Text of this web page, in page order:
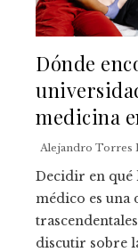
Dónde
medicina
Alejandro Torres
Decidir en
médico es una
discutir sobre